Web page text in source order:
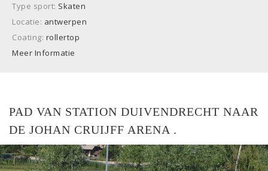
Type sport: Skaten
Locatie: antwerpen
Coating: rollertop
Meer Informatie
PAD VAN STATION DUIVENDRECHT NAAR
DE JOHAN CRUIJFF ARENA .